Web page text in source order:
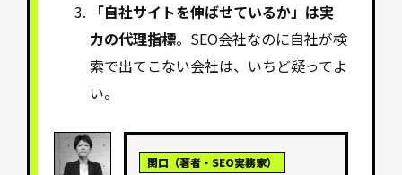
「自社サイトを伸ばせているか」は実
力の代理指標。SEO会社なのに自社が検
索で出てこない会社は、いちど疑ってよ
い。
関口（著者・SEO実務家）